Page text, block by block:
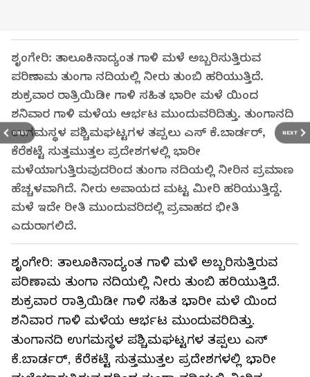
PREV NEXT
ಶೃಂಗೇರಿ: ತಾಲೂಕಿನಾದ್ಯಂತ ಗಾಳಿ ಮಳೆ ಅಬ್ಬರಿಸುತ್ತಿರುವ
ಪರಿಣಾಮ ತುಂಗಾ ನದಿಯಲ್ಲಿ ನೀರು ತುಂಬಿ ಹರಿಯುತ್ತಿದೆ.
ಶುಕ್ರವಾರ ರಾತ್ರಿಯಿಡೀ ಗಾಳಿ ಸಹಿತ ಭಾರೀ ಮಳೆ ಯಿಂದ
ಶನಿವಾರ ಗಾಳಿ ಮಳೆಯ ಆರ್ಭಟ ಮುಂದುವರಿದಿತ್ತು. ತುಂಗಾನದಿ
ಉಗಮಸ್ಥಳ ಪಶ್ಚಿಮಘಟ್ಟಗಳ ತಪ್ಪಲು ಎಸ್‌ ಕೆ.ಬಾರ್ಡರ್,
ಕೆರೆಕಟ್ಟೆ ಸುತ್ತಮುತ್ತಲ ಪ್ರದೇಶಗಳಲ್ಲಿ ಭಾರೀ
ಮಳೆಯಾಗುತ್ತಿರುವುದರಿಂದ ತುಂಗಾ ನದಿಯಲ್ಲಿ ನೀರಿನ ಪ್ರಮಾಣ
ಹೆಚ್ಚಳವಾಗಿದೆ. ನೀರು ಅಪಾಯದ ಮಟ್ಟ ಮೀರಿ ಹರಿಯುತ್ತಿದ್ದೆ.
ಮಳೆ ಇದೇ ರೀತಿ ಮುಂದುವರಿದಲ್ಲಿ ಪ್ರವಾಹದ ಭೀತಿ
ಎದುರಾಗಲಿದೆ.
ಶೃಂಗೇರಿ: ತಾಲೂಕಿನಾದ್ಯಂತ ಗಾಳಿ ಮಳೆ ಅಬ್ಬರಿಸುತ್ತಿರುವ
ಪರಿಣಾಮ ತುಂಗಾ ನದಿಯಲ್ಲಿ ನೀರು ತುಂಬಿ ಹರಿಯುತ್ತಿದೆ.
ಶುಕ್ರವಾರ ರಾತ್ರಿಯಿಡೀ ಗಾಳಿ ಸಹಿತ ಭಾರೀ ಮಳೆ ಯಿಂದ
ಶನಿವಾರ ಗಾಳಿ ಮಳೆಯ ಆರ್ಭಟ ಮುಂದುವರಿದಿತ್ತು.
ತುಂಗಾನದಿ ಉಗಮಸ್ಥಳ ಪಶ್ಚಿಮಘಟ್ಟಗಳ ತಪ್ಪಲು ಎಸ್‌
ಕೆ.ಬಾರ್ಡರ್, ಕೆರೆಕಟ್ಟೆ ಸುತ್ತಮುತ್ತಲ ಪ್ರದೇಶಗಳಲ್ಲಿ ಭಾರೀ